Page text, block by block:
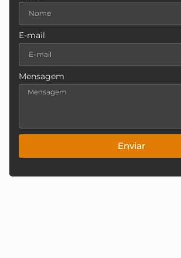
E-mail
Mensagem
Enviar